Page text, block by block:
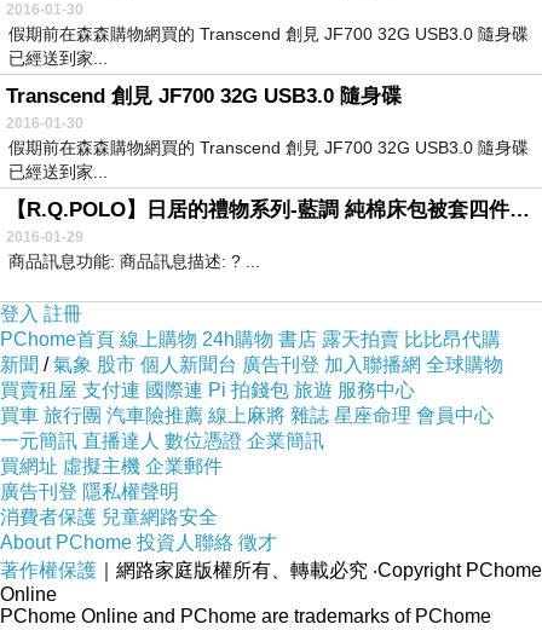
2016-01-30
假期前在森森購物網買的 Transcend 創見 JF700 32G USB3.0 隨身碟
已經送到家...
Transcend 創見 JF700 32G USB3.0 隨身碟
2016-01-30
假期前在森森購物網買的 Transcend 創見 JF700 32G USB3.0 隨身碟
已經送到家...
【R.Q.POLO】日居的禮物系列-藍調 純棉床包被套四件組-雙人標準(5尺)
2016-01-29
商品訊息功能: 商品訊息描述: ? ...
登入 註冊
PChome首頁 線上購物 24h購物 書店 露天拍賣 比比昂代購
新聞 /氣象 股市 個人新聞台 廣告刊登 加入聯播網 全球購物
買賣租屋 支付連 國際連 Pi 拍錢包 旅遊 服務中心
買車 旅行團 汽車險推薦 線上麻將 雜誌 星座命理 會員中心
一元簡訊 直播達人 數位憑證 企業簡訊
買網址 虛擬主機 企業郵件
廣告刊登 隱私權聲明
消費者保護 兒童網路安全
About PChome 投資人聯絡 徵才
著作權保護 ｜網路家庭版權所有、轉載必究 ‧Copyright PChome
Online
PChome Online and PChome are trademarks of PChome